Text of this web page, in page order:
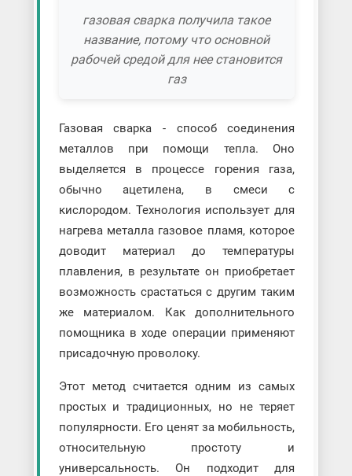
газовая сварка получила такое
название, потому что основной
рабочей средой для нее становится
газ
Газовая сварка - способ соединения
металлов при помощи тепла. Оно
выделяется в процессе горения газа,
обычно ацетилена, в смеси с
кислородом. Технология использует для
нагрева металла газовое пламя, которое
доводит материал до температуры
плавления, в результате он приобретает
возможность срастаться с другим таким
же материалом. Как дополнительного
помощника в ходе операции применяют
присадочную проволоку.
Этот метод считается одним из самых
простых и традиционных, но не теряет
популярности. Его ценят за мобильность,
относительную простоту и
универсальность. Он подходит для